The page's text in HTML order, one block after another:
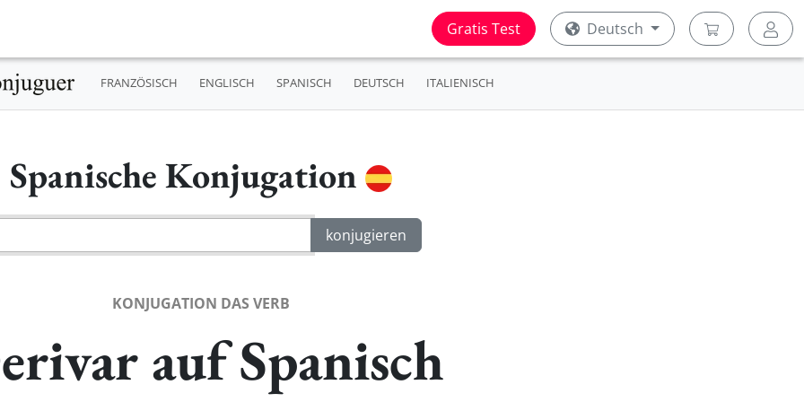
Gratis Test Deutsch
FRANZÖSISCH ENGLISCH SPANISCH DEUTSCH ITALIENISCH
Spanische Konjugation
KONJUGATION DAS VERB
auf Spanisch